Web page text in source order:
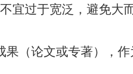
宜过于宽泛，避免大
（论文或专著），